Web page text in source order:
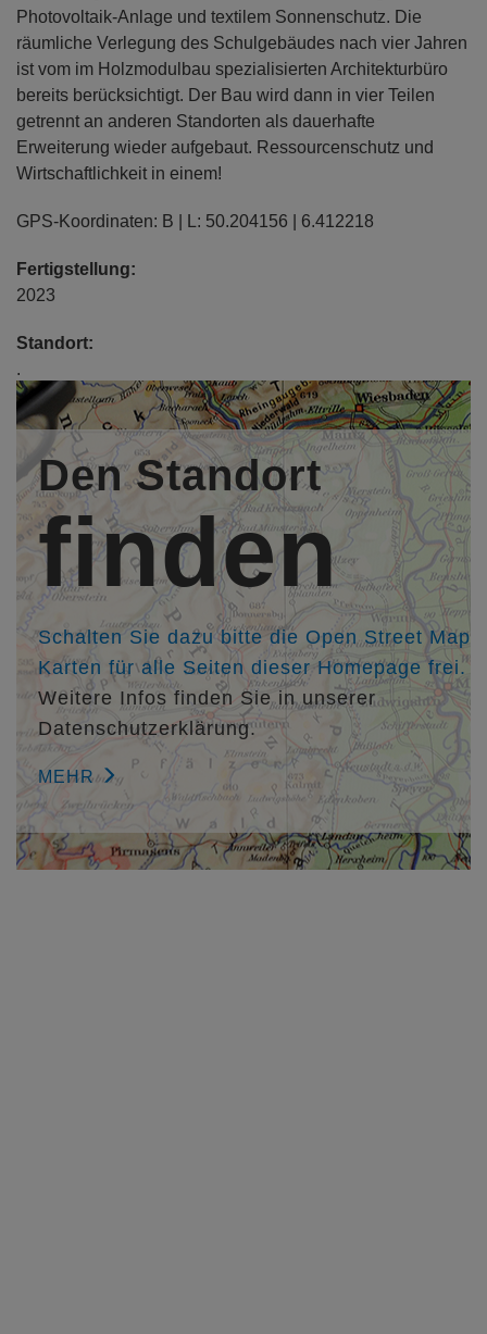
Photovoltaik-Anlage und textilem Sonnenschutz. Die
räumliche Verlegung des Schulgebäudes nach vier Jahren
ist vom im Holzmodulbau spezialisierten Architekturbüro
bereits berücksichtigt. Der Bau wird dann in vier Teilen
getrennt an anderen Standorten als dauerhafte
Erweiterung wieder aufgebaut. Ressourcenschutz und
Wirtschaftlichkeit in einem!
GPS-Koordinaten: B | L: 50.204156 | 6.412218
Fertigstellung:
2023
Standort:
.
. Prüm
Bauherr/in:
Eifelkreis Bitburg-Prüm , Bitburg
Entwurfsverfasser/in:
Architekt Dipl.-Ing. Erhard Botta, werk.um Botta Lückgen
Steffen und Partner Architekten und Innenarchitekt
baugewerbliche PartGmbB , Darmstadt,
http://www.werkum.de
Den Standort
finden
Schalten Sie dazu bitte die Open Street Map
Karten für alle Seiten dieser Homepage frei.
Weitere Infos finden Sie in unserer
Datenschutzerklärung.
MEHR